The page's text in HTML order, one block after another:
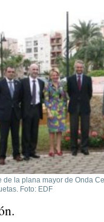
de la plana mayor de Onda
Foto: EDF